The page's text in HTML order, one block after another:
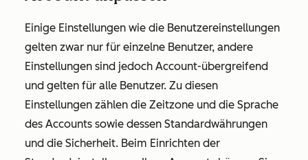
Einige Einstellungen wie die Benutzereinstellungen
gelten zwar nur für einzelne Benutzer, andere
Einstellungen sind jedoch Account-übergreifend
und gelten für alle Benutzer. Zu diesen
Einstellungen zählen die Zeitzone und die Sprache
des Accounts sowie dessen Standardwährungen
und die Sicherheit. Beim Einrichten der